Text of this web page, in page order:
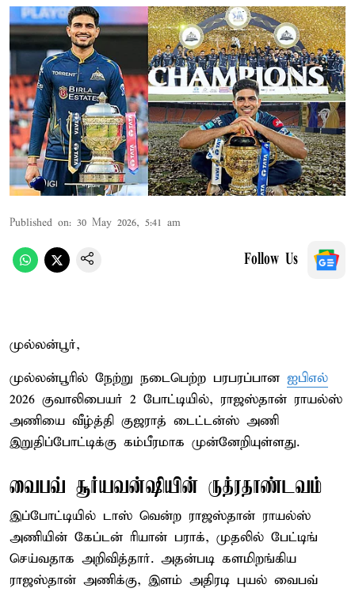
Published on: 30 May 2026, 5:41 am
Follow Us
முல்லன்பூர்,
முல்லன்பூரில் நேற்று நடைபெற்ற பரபரப்பான ஐபிஎல்
2026 குவாலிபையர் 2 போட்டியில், ராஜஸ்தான் ராயல்ஸ்
அணியை வீழ்த்தி குஜராத் டைட்டன்ஸ் அணி
இறுதிப்போட்டிக்கு கம்பீரமாக முன்னேறியுள்ளது.
வைபவ் சூர்யவன்ஷியின் ருத்ரதாண்டவம்
இப்போட்டியில் டாஸ் வென்ற ராஜஸ்தான் ராயல்ஸ்
அணியின் கேப்டன் ரியான் பராக், முதலில் பேட்டிங்
செய்வதாக அறிவித்தார். அதன்படி களமிறங்கிய
ராஜஸ்தான் அணிக்கு, இளம் அதிரடி புயல் வைபவ்